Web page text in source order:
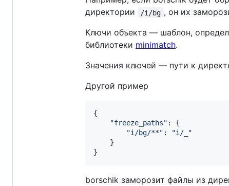
директории
/i/bg , он их
Ключи объекта — шаблон,
библиотеки minimatch.
Значения ключей — пути к
Другой пример
{
"freeze_paths" : {
"i/bg/**" :
"i/_"
}
}
borschik заморозит файлы из